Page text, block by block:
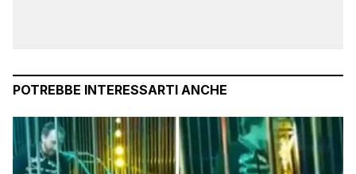
POTREBBE INTERESSARTI ANCHE